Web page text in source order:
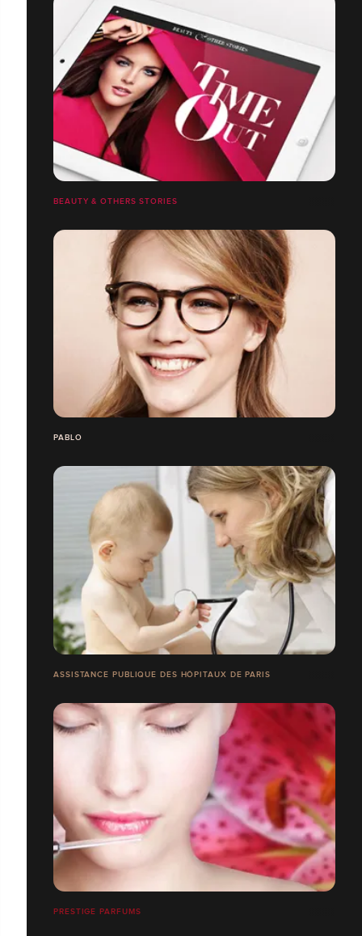
BEAUTY & OTHERS STORIES
PABLO
ASSISTANCE PUBLIQUE DES HÔPITAUX DE PARIS
PRESTIGE PARFUMS